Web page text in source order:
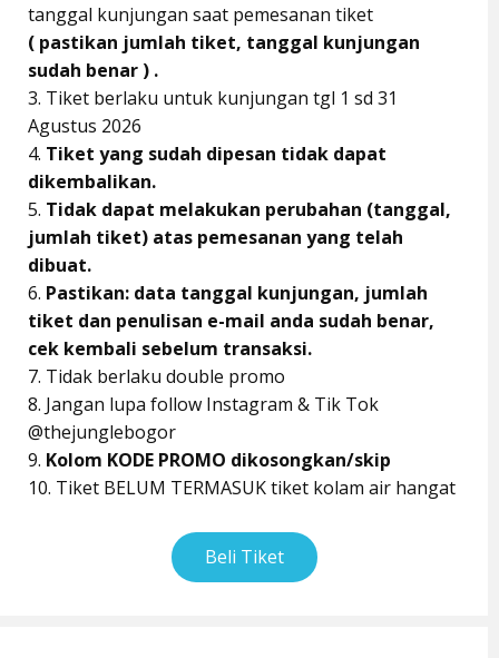
tanggal kunjungan saat pemesanan tiket
( pastikan jumlah tiket, tanggal kunjungan
sudah benar ) .
3. Tiket berlaku untuk kunjungan tgl 1 sd 31
Agustus 2026
4. Tiket yang sudah dipesan tidak dapat
dikembalikan.
5. Tidak dapat melakukan perubahan (tanggal,
jumlah tiket) atas pemesanan yang telah
dibuat.
6. Pastikan: data tanggal kunjungan, jumlah
tiket dan penulisan e-mail anda sudah benar,
cek kembali sebelum transaksi.
7. Tidak berlaku double promo
8. Jangan lupa follow Instagram & Tik Tok
@thejunglebogor
9. Kolom KODE PROMO dikosongkan/skip
10. Tiket BELUM TERMASUK tiket kolam air hangat
Beli Tiket